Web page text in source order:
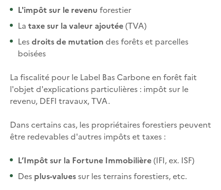
L'impôt sur le revenu forestier
La taxe sur la valeur ajoutée(TVA)
Lesdroits de mutation des forêts et parcelles
boisées
La fiscalité pour le Label Bas Carbone en forêt fait
l'objet d'explications particulières : impôt sur le
revenu, DEFI travaux, TVA.
Dans certains cas, les propriétaires forestiers peuvent
être redevables d'autres impôts et taxes :
L’Impôt sur la Fortune Immobilière(IFI, ex. ISF)
Des plus-valuessur les terrains forestiers, etc.